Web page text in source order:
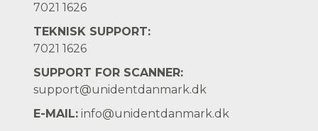
7021 1626
TEKNISK SUPPORT:
7021 1626
SUPPORT FOR SCANNER:
support@unidentdanmark.dk
E-MAIL: info@unidentdanmark.dk